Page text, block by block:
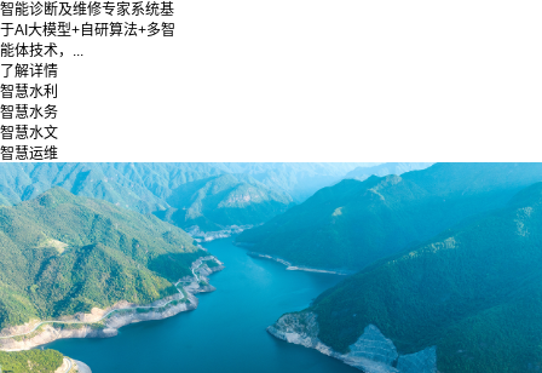
智能诊断及维修专家系统基
于AI大模型+自研算法+多智
能体技术，...
了解详情
智慧水利
智慧水务
智慧水文
智慧运维